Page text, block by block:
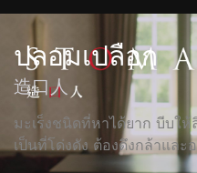
ปลอมเปลือก
造口人
มะเร็งชนิดที่หาได้ยาก บีบใ
เป็นที่โด่งดัง ต้องดึงกล้าและ